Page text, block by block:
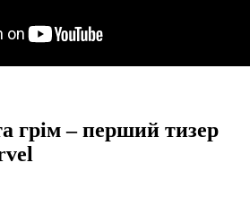
грім – перший тизер